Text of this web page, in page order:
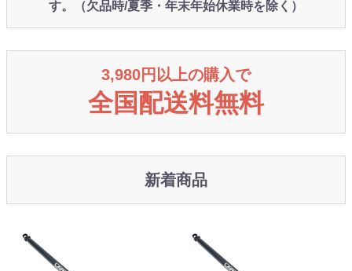
す。（欠品時/夏季・年末年始休業時を除く）
3,980円以上の購入で
全国配送料無料
新着商品